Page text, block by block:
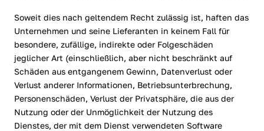
Soweit dies nach geltendem Recht zulässig ist, haften das
Unternehmen und seine Lieferanten in keinem Fall für
besondere, zufällige, indirekte oder Folgeschäden
jeglicher Art (einschließlich, aber nicht beschränkt auf
Schäden aus entgangenem Gewinn, Datenverlust oder
Verlust anderer Informationen, Betriebsunterbrechung,
Personenschäden, Verlust der Privatsphäre, die aus der
Nutzung oder der Unmöglichkeit der Nutzung des
Dienstes, der mit dem Dienst verwendeten Software